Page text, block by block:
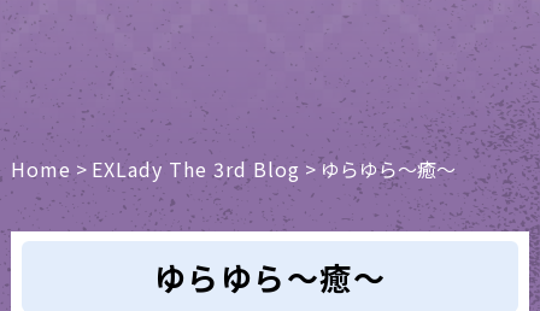
Home> EXLady The 3rd Blog >ゆらゆら〜癒〜
ゆらゆら〜癒〜